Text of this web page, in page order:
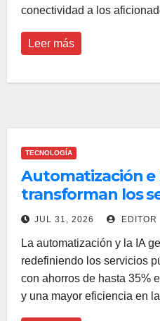
conectividad a los
Leer más
TECNOLOGÍA
Automatización e
transforman los
en América Latina
JUL 31, 2026 EDITOR
La automatización y la IA
redefiniendo los servicios
con ahorros de hasta 35%
y una mayor eficiencia en